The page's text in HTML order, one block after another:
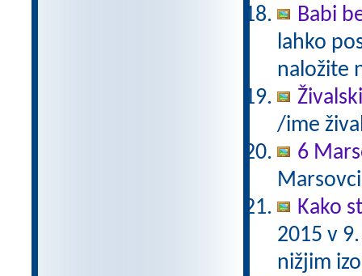
Babi
lahko
naložite
/ime
6
Kako
2015 v
nižjim